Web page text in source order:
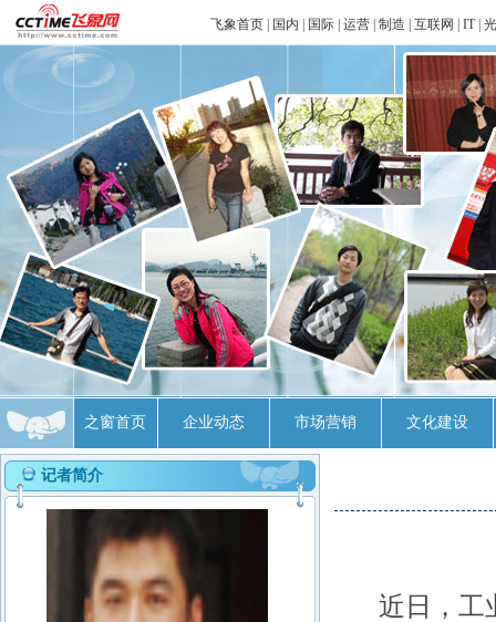
飞象首页 国内 国际 运营 制造 互联网 IT|
之窗首页 企业动态 市场营销 文化建设
记者简介
近日，工